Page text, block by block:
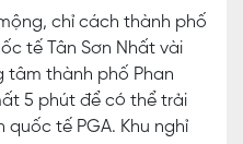
chỉ cách thành phố
tế Tân Sơn Nhất vài
tâm thành phố Phan
5 phút để có thể trải
quốc tế PGA. Khu nghỉ